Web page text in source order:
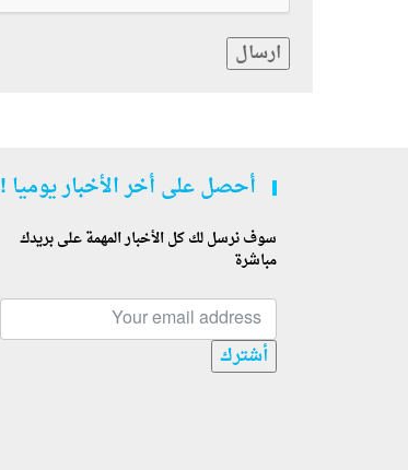
ارسال
أحصل على أخر الأخبار يوميا !
سوف نرسل لك كل الأخبار المهمة على بريدك
مباشرة
أشترك